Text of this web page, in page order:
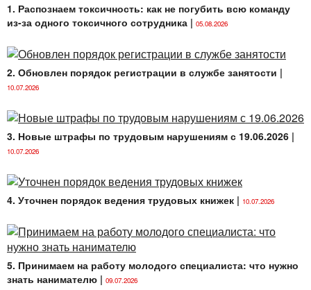
1. Распознаем токсичность: как не погубить всю команду
из-за одного токсичного сотрудника | 05.08.2026
2. Обновлен порядок регистрации в службе занятости |
10.07.2026
3. Новые штрафы по трудовым нарушениям с 19.06.2026 |
10.07.2026
4. Уточнен порядок ведения трудовых книжек | 10.07.2026
5. Принимаем на работу молодого специалиста: что нужно
знать нанимателю | 09.07.2026